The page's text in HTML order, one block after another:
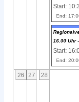
Start:
End:
16.00 Uhr
Start:
End:
26 27 28